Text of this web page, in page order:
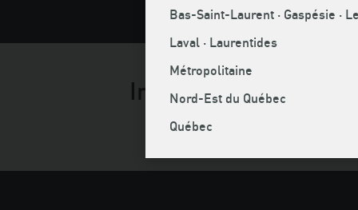
Infolettre
Bas-Saint-Laurent · Gaspésie ·
Laval · Laurentides
Métropolitaine
Nord-Est du Québec
Québec